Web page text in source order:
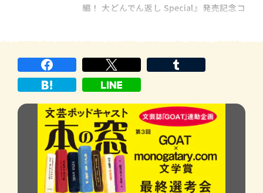
編！ 大どんでん返し Special』発売記念コ
いました。予選通過作品として50作、最終
候補作品として５